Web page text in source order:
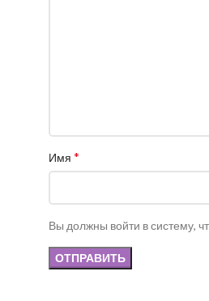
Имя *
Вы должны войти в систему,